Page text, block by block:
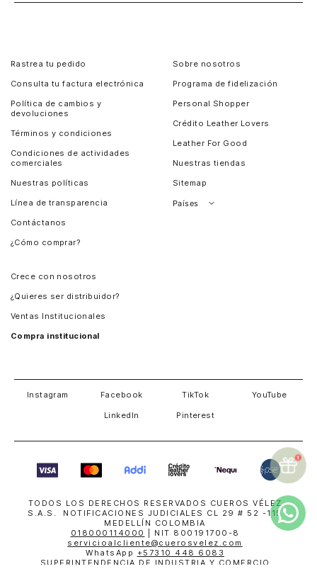
Rastrea tu pedido
Consulta tu factura electrónica
Política de cambios y
devoluciones
Términos y condiciones
Condiciones de actividades
comerciales
Nuestras políticas
Línea de transparencia
Contáctanos
¿Cómo comprar?
Sobre nosotros
Programa de fidelización
Personal Shopper
Crédito Leather Lovers
Leather For Good
Nuestras tiendas
Sitemap
Países
Crece con nosotros
¿Quieres ser distribuidor?
Ventas Institucionales
Compra institucional
Instagram Facebook TikTok YouTube
LinkedIn Pinterest
TODOS LOS DERECHOS RESERVADOS CUEROS VÉLEZ
S.A.S. NOTIFICACIONES JUDICIALES CL 29 # 52 -115
MEDELLÍN COLOMBIA
018000114000
| NIT 800191700-8
servicioalcliente@cuerosvelez.com
WhatsApp +57310 448 6083
SUPERINTENDENCIA DE INDUSTRIA Y COMERCIO